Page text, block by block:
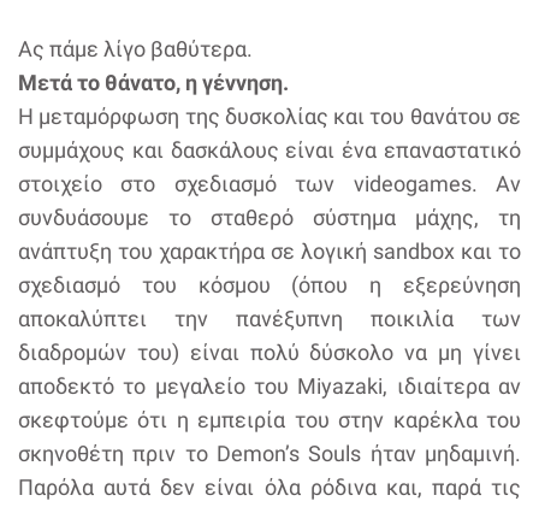
Ας πάμε λίγο βαθύτερα.
Μετά το θάνατο, η γέννηση.
Η μεταμόρφωση της δυσκολίας και του θανάτου σε
συμμάχους και δασκάλους είναι ένα επαναστατικό
στοιχείο στο σχεδιασμό των videogames. Αν
συνδυάσουμε το σταθερό σύστημα μάχης, τη
ανάπτυξη του χαρακτήρα σε λογική sandbox και το
σχεδιασμό του κόσμου (όπου η εξερεύνηση
αποκαλύπτει την πανέξυπνη ποικιλία των
διαδρομών του) είναι πολύ δύσκολο να μη γίνει
αποδεκτό το μεγαλείο του Miyazaki, ιδιαίτερα αν
σκεφτούμε ότι η εμπειρία του στην καρέκλα του
σκηνοθέτη πριν το Demon’s Souls ήταν μηδαμινή.
Παρόλα αυτά δεν είναι όλα ρόδινα και, παρά τις